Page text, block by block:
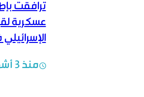
ترافقت
عسكرية
منذ 3 أشهر